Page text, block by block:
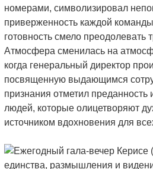
номерами, символизировал
приверженность каждой
готовность смело преодолевать
Атмосфера сменилась на
когда генеральный директор
посвященную выдающимся
признания отметил преданность
людей, которые олицетворяют
источником вдохновения для